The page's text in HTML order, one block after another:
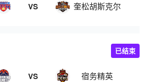
VS 奎松胡斯克尔
VS 宿务精英
已结束